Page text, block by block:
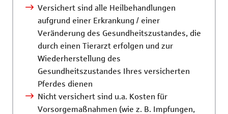
Versichert sind alle Heilbehandlungen
aufgrund einer Erkrankung / einer
Veränderung des Gesundheitszustandes, die
durch einen Tierarzt erfolgen und zur
Wiederherstellung des
Gesundheitszustandes Ihres versicherten
Pferdes dienen
Nicht versichert sind u.a. Kosten für
Vorsorgemaßnahmen (wie z. B. Impfungen,